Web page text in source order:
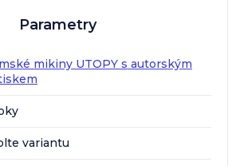
Parametry
mikiny UTOPY s autorským
variantu